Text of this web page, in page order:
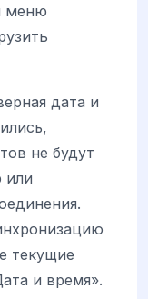
меню
дата и
не будут
или
текущие
и время».